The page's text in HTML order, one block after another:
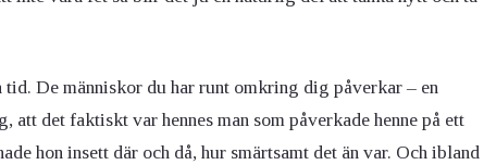
De människor du har runt omkring dig påverkar – en
det faktiskt var hennes man som påverkade henne på ett
hon insett där och då, hur smärtsamt det än var. Och ibland